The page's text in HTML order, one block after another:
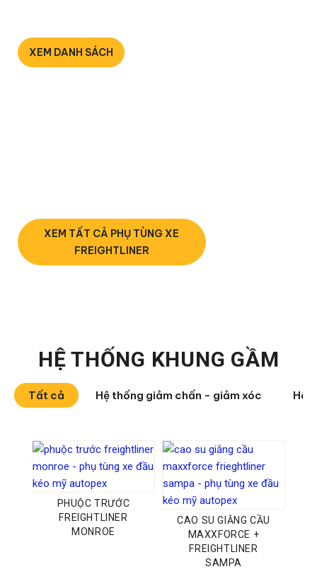
XEM DANH SÁCH
XEM TẤT CẢ PHỤ TÙNG XE
FREIGHTLINER
HỆ THỐNG KHUNG GẦM
Tất cả Hệ thống giảm chấn - giảm xóc Hệ
PHUỘC TRƯỚC
FREIGHTLINER
MONROE
CAO SU GIẰNG CẦU
MAXXFORCE +
FREIGHTLINER
SAMPA